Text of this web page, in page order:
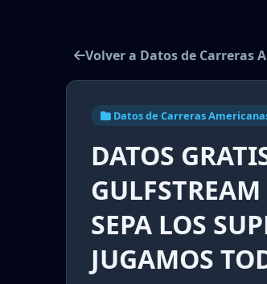
Volver a Datos de Carreras
Datos de Carreras
DATOS
SEPA LOS
JUGAMOS